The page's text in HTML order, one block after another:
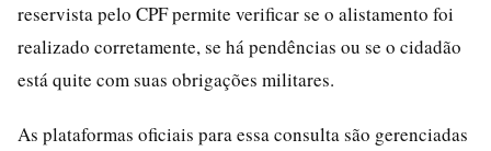
reservista pelo CPF permite verificar se o alistamento foi
realizado corretamente, se há pendências ou se o cidadão
está quite com suas obrigações militares.
As plataformas oficiais para essa consulta são gerenciadas